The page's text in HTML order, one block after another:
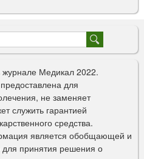
журнале Медикал 2022.
для
не заменяет
служить гарантией
средства.
является обобщающей и
для принятия решения о